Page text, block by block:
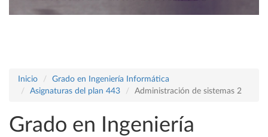
Inicio
Grado en Ingeniería Informática
Asignaturas del plan 443
Administración de sistemas 2
Grado en Ingeniería